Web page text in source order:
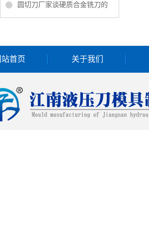
圆切刀厂家谈硬质合金铣刀的
首页 关于我们